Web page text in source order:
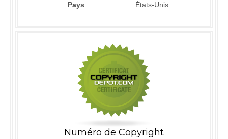
Pays
États-Unis
Numéro de Copyright